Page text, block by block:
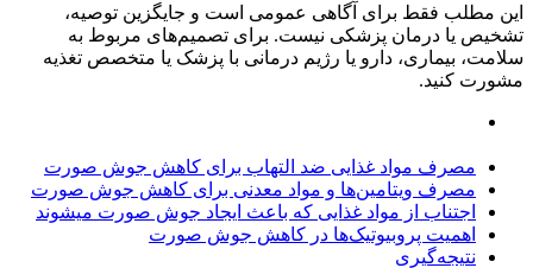
این مطلب فقط برای آگاهی عمومی است و جایگزین توصیه،
تشخیص یا درمان پزشکی نیست. برای تصمیم‌های مربوط به
سلامت، بیماری، دارو یا رژیم درمانی با پزشک یا متخصص تغذیه
مشورت کنید.
مصرف مواد غذایی ضد التهاب برای کاهش جوش صورت
مصرف ویتامین‌ها و مواد معدنی برای کاهش جوش صورت
اجتناب از مواد غذایی که باعث ایجاد جوش صورت میشوند
اهمیت پروبیوتیک‌ها در کاهش جوش صورت
نتیجه‌گیری